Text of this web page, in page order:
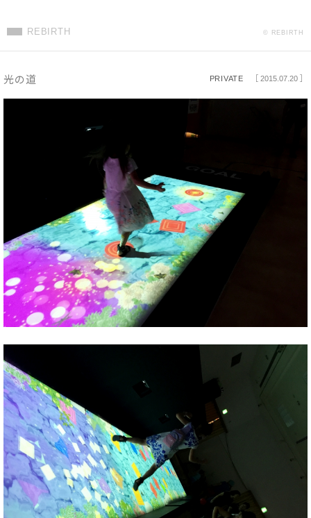
REBIRTH © REBIRTH
［ 2015.07.20 ］
PRIVATE
光の道